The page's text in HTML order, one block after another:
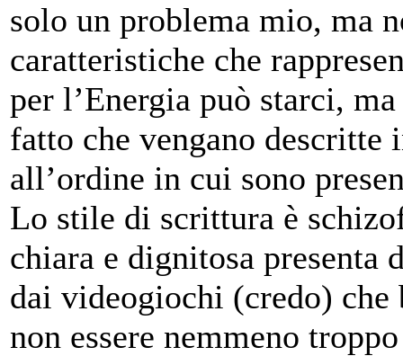
solo un problema mio, ma
caratteristiche che
per l’Energia può starci,
fatto che vengano descritte
all’ordine in cui sono
Lo stile di scrittura è
chiara e dignitosa presenta
dai videogiochi (credo)
non essere nemmeno